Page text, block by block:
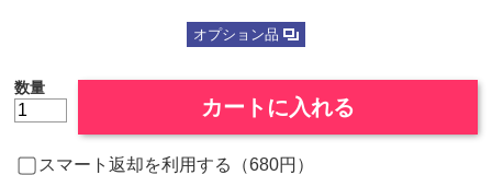
オプション品
数量
カートに入れる
スマート返却を利用する（680円）